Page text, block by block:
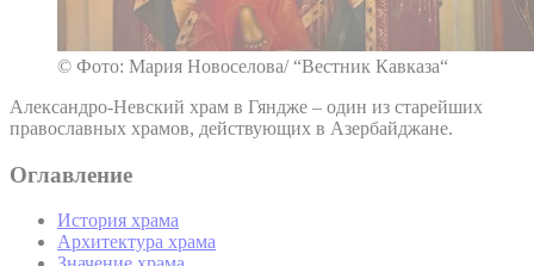
© Фото: Мария Новоселова/ “Вестник Кавказа“
Александро-Невский храм в Гяндже – один из старейших
православных храмов, действующих в Азербайджане.
Оглавление
История храма
Архитектура храма